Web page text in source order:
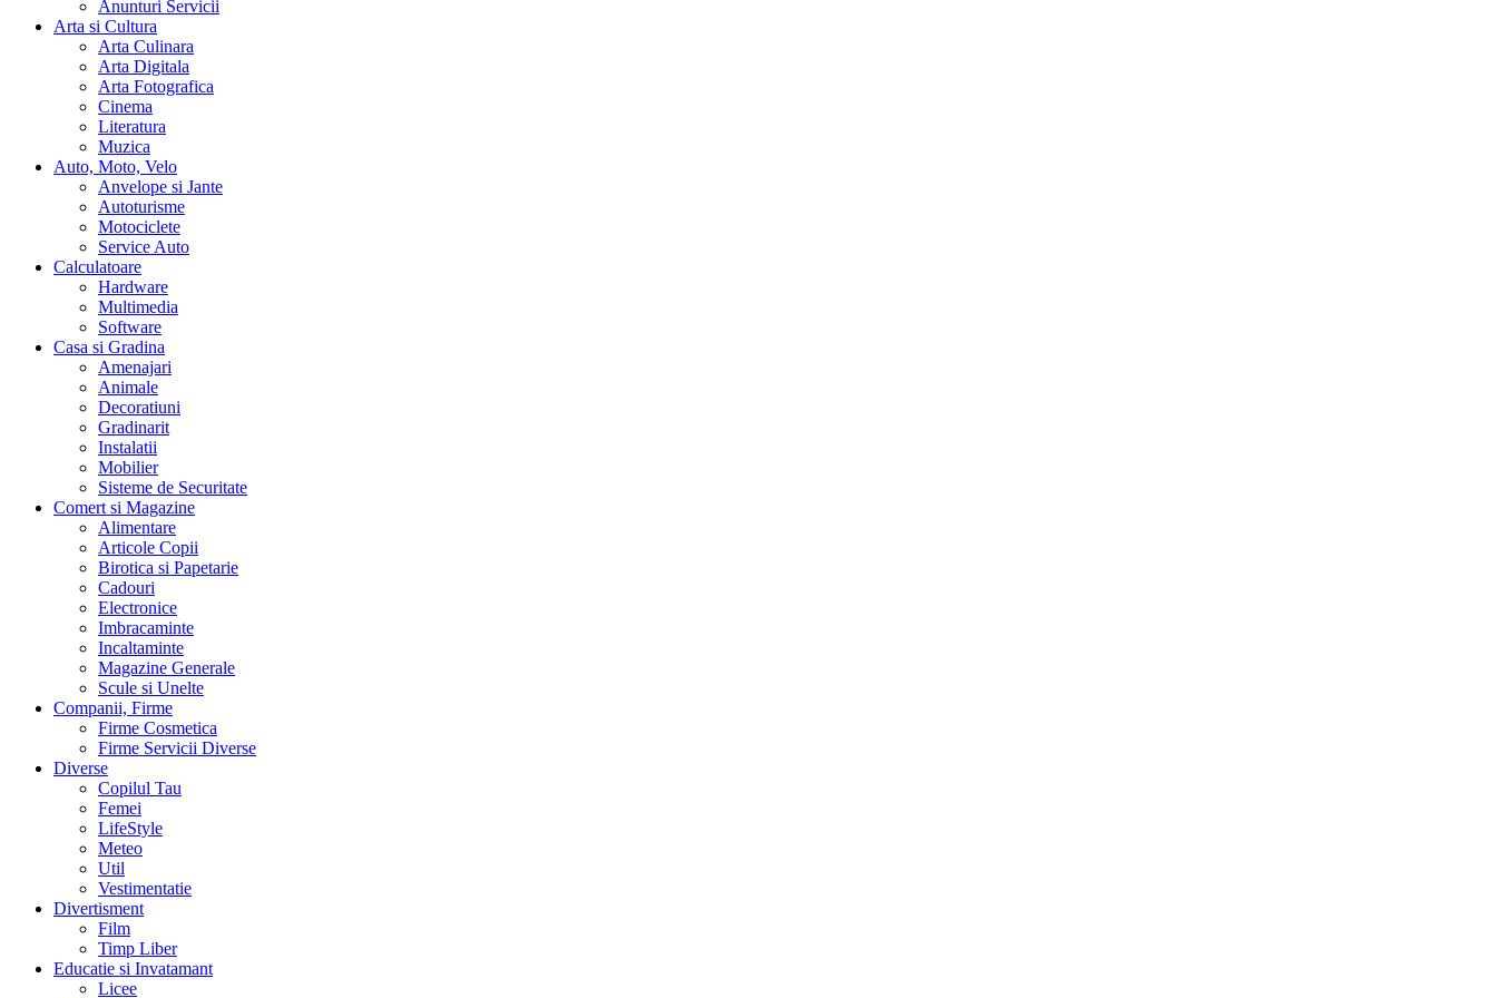
Anunturi Servicii
Arta si Cultura
Arta Culinara
Arta Digitala
Arta Fotografica
Cinema
Literatura
Muzica
Auto, Moto, Velo
Anvelope si Jante
Autoturisme
Motociclete
Service Auto
Calculatoare
Hardware
Multimedia
Software
Casa si Gradina
Amenajari
Animale
Decoratiuni
Gradinarit
Instalatii
Mobilier
Sisteme de Securitate
Comert si Magazine
Alimentare
Articole Copii
Birotica si Papetarie
Cadouri
Electronice
Imbracaminte
Incaltaminte
Magazine Generale
Scule si Unelte
Companii, Firme
Firme Cosmetica
Firme Servicii Diverse
Diverse
Copilul Tau
Femei
LifeStyle
Meteo
Util
Vestimentatie
Divertisment
Film
Timp Liber
Educatie si Invatamant
Licee